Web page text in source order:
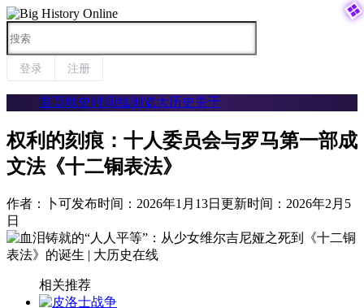
登录 注册
首页地史时间线浏览大历史关于
权利的刻痕：十人委员会与罗马第一部成
文法《十二铜表法》
作者：卜可发布时间：2026年1月13日 更新时间：2026年2月5
日
相关推荐
